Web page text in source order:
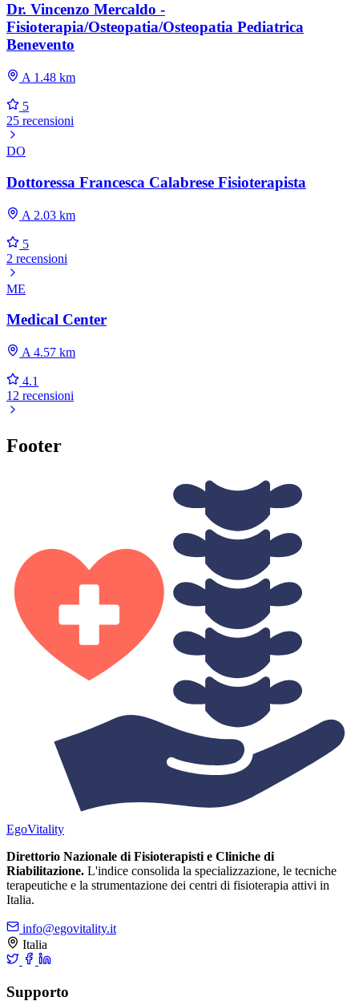
Dr. Vincenzo Mercaldo -
Fisioterapia/Osteopatia/Osteopatia Pediatrica
Benevento
A 1.48 km
5
25 recensioni
DO
Dottoressa Francesca Calabrese Fisioterapista
A 2.03 km
5
2 recensioni
ME
Medical Center
A 4.57 km
4.1
12 recensioni
Footer
EgoVitality
Direttorio Nazionale di Fisioterapisti e Cliniche di
Riabilitazione. L'indice consolida la specializzazione, le tecniche
terapeutiche e la strumentazione dei centri di fisioterapia attivi in
Italia.
info@egovitality.it
Italia
Supporto